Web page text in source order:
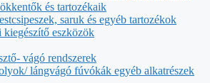
és tartozékaik
saruk és egyéb tartozékok
kiegészítő eszközök
vágó rendszerek
lángvágó fúvókák egyéb alkatrészek